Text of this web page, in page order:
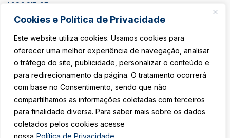
Cookies e Política de Privacidade
Este website utiliza cookies. Usamos cookies para
oferecer uma melhor experiência de navegação, analisar
o tráfego do site, publicidade, personalizar o conteúdo e
para redirecionamento da página. O tratamento ocorrerá
com base no Consentimento, sendo que não
compartilhamos as informações coletadas com terceiros
para finalidade diversa. Para saber mais sobre os dados
coletados pelos cookies acesse
nossa Política de Privacidade
ASSOCIE-SE
CONTATO
ÁREA DO ASSOCIADO
SEJA ASSOCIADO
Política de Privacidade